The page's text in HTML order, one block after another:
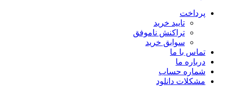
پرداخت
تایید خرید
تراکنش ناموفق
سوابق خرید
تماس با ما
درباره ما
شماره حساب
مشکلات دانلود